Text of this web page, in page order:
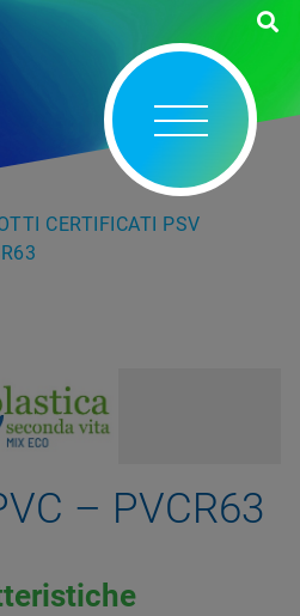
CERTIFICATI PSV
– PVCR63